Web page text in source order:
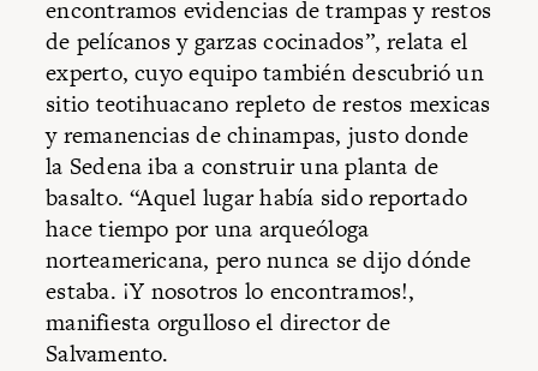
encontramos evidencias de trampas y restos
de pelícanos y garzas cocinados”, relata el
experto, cuyo equipo también descubrió un
sitio teotihuacano repleto de restos mexicas
y remanencias de chinampas, justo donde
la Sedena iba a construir una planta de
basalto. “Aquel lugar había sido reportado
hace tiempo por una arqueóloga
norteamericana, pero nunca se dijo dónde
estaba. ¡Y nosotros lo encontramos!,
manifiesta orgulloso el director de
Salvamento.